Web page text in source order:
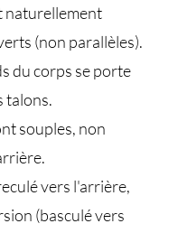
naturellement
(non parallèles).
du corps se porte
talons.
souples, non
vers l'arrière,
(basculé vers